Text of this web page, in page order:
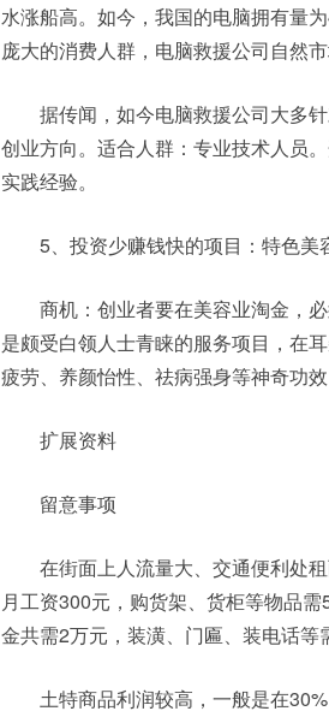
水涨船高。如今，我国的电脑拥有量
庞大的消费人群，电脑救援公司自然市
据传闻，如今电脑救援公司大多
创业方向。适合人群：专业技术人员
实践经验。
5、投资少赚钱快的项目：特色美
商机：创业者要在美容业淘金，
是颇受白领人士青睐的服务项目，在
疲劳、养颜怡性、祛病强身等神奇功
扩展资料
留意事项
在街面上人流量大、交通便利处
月工资300元，购货架、货柜等物品
金共需2万元，装潢、门匾、装电话等
土特商品利润较高，一般是在